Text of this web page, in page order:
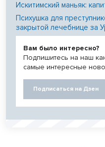
Искитимский маньяк:
Психушка для
закрытой лечебнице за
Вам было интересно?
Подпишитесь на наш
самые интересные
Подписаться на Дзен